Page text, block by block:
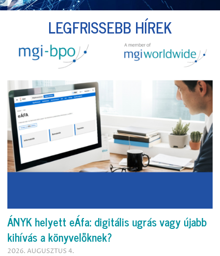
LEGFRISSEBB HÍREK
ÁNYK helyett eÁfa: digitális ugrás vagy újabb
kihívás a könyvelőknek?
2026. AUGUSZTUS 4.